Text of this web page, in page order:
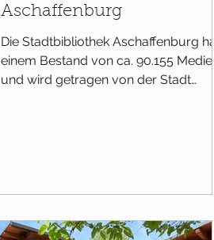
Aschaffenburg
Die Stadtbibliothek Aschaffenburg hat
einem Bestand von ca. 90.155 Medien
und wird getragen von der Stadt